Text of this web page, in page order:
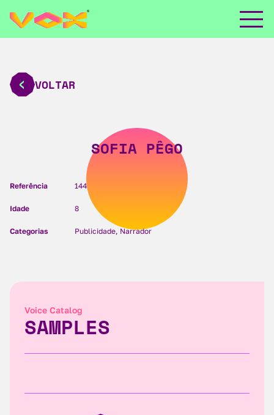
VOLTAR
SOFIA PÊGO
Referência 144
Idade 8
Categorias Publicidade, Narrador
Voice Catalog
SAMPLES